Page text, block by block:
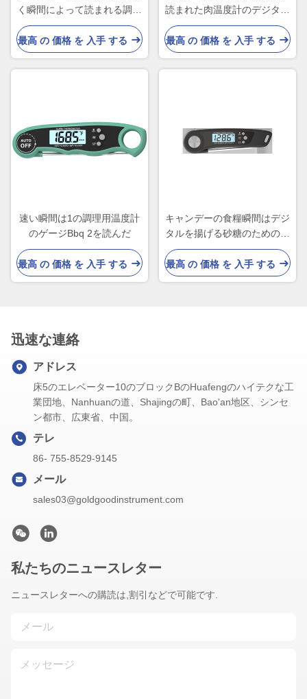
く瞬間によって読まれる調理
用温度計肉
最高 の 価格 を 入手 する
読まれた肉温度計のデジタル
調査
最高 の 価格 を 入手 する
速い瞬間は1の調理用温度計
のゲージBbq 2を読んだ
最高 の 価格 を 入手 する
キャンデーの食糧瞬間はデジ
タルを揚げる砂糖のための調
理用温度計を読んだ
最高 の 価格 を 入手 する
迅速な連絡
アドレス
床5のエレベーター10のブロックBのHuafengのハイテクな工
業団地、Nanhuanの道、Shajingの町、Bao'an地区、シンセ
ン都市、広東省、中国。
テレ
86- 755-8529-9145
メール
sales03@goldgoodinstrument.com
私たちのニュースレター
ニュースレターへの購読は,割引などで可能です.